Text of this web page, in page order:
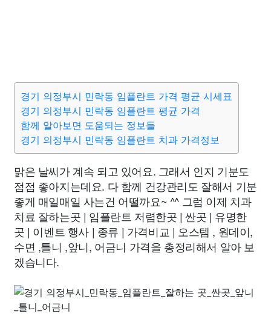
경기 의정부시 민락동 임플란트 가격 평균 시세표
경기 의정부시 민락동 임플란트 평균 가격
함께 알아보면 도움되는 정보들
경기 의정부시 민락동 임플란트 치과 가격정보
맑은 날씨가 계속 되고 있어요. 그래서 인지 기분도
점점 좋아지는데요. 다 함께 건강관리도 잘해서 기분
좋게 매일매일 사는건 어떨까요~ ^^ 그럼 이제 치과
치료 잘하는곳 | 임플란트 저렴한곳 | 싼곳 | 유명한
곳 | 이벤트 행사 | 종류 | 가격비교 | 오스템 , 원데이,
수면 ,틀니 ,앞니, 어금니 가격을 총정리해서 알아 보
겠습니다.